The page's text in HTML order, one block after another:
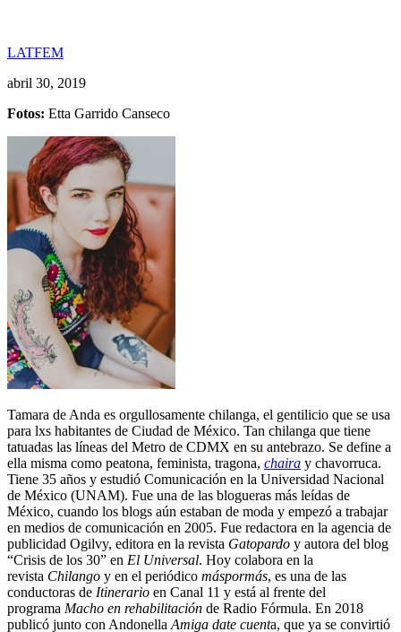
LATFEM
abril 30, 2019
Fotos: Etta Garrido Canseco
Tamara de Anda es orgullosamente chilanga, el gentilicio que se usa
para lxs habitantes de Ciudad de México. Tan chilanga que tiene
tatuadas las líneas del Metro de CDMX en su antebrazo. Se define a
ella misma como peatona, feminista, tragona, chaira y chavorruca.
Tiene 35 años y estudió Comunicación en la Universidad Nacional
de México (UNAM). Fue una de las blogueras más leídas de
México, cuando los blogs aún estaban de moda y empezó a trabajar
en medios de comunicación en 2005. Fue redactora en la agencia de
publicidad Ogilvy, editora en la revista Gatopardo y autora del blog
“Crisis de los 30” en El Universal. Hoy colabora en la
revista Chilango y en el periódico máspormás, es una de las
conductoras de Itinerario en Canal 11 y está al frente del
programa Macho en rehabilitación de Radio Fórmula. En 2018
publicó junto con Andonella Amiga date cuenta, que ya se convirtió